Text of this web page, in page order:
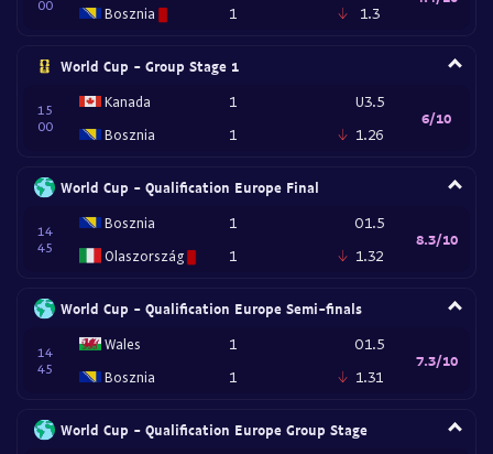
00
Bosznia
1
1.3
World Cup - Group Stage 1
15
00
Kanada
Bosznia
1
1
U3.5
1.26
6/10
World Cup - Qualification Europe Final
14
45
Bosznia
Olaszország
1
1
O1.5
1.32
8.3/10
World Cup - Qualification Europe Semi-finals
14
45
Wales
Bosznia
1
1
O1.5
1.31
7.3/10
World Cup - Qualification Europe Group Stage